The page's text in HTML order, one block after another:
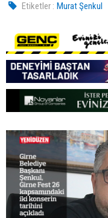
Etiketler : Murat Şenkul